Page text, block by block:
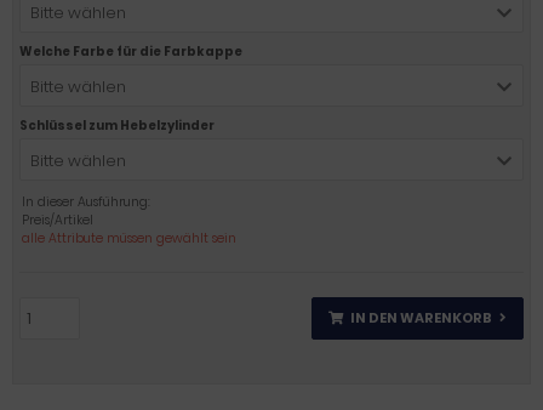
Bitte wählen
Welche Farbe für die Farbkappe
Bitte wählen
Schlüssel zum Hebelzylinder
Bitte wählen
In dieser Ausführung:
Preis/Artikel
alle Attribute müssen gewählt sein
IN DEN WARENKORB